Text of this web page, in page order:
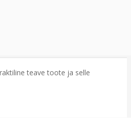
teave toote ja selle